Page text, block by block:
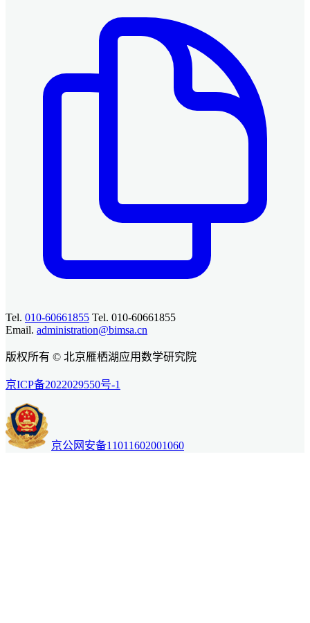
Tel. 010-60661855 Tel. 010-60661855
Email. administration@bimsa.cn
版权所有 © 北京雁栖湖应用数学研究院
京ICP备2022029550号-1
京公网安备11011602001060